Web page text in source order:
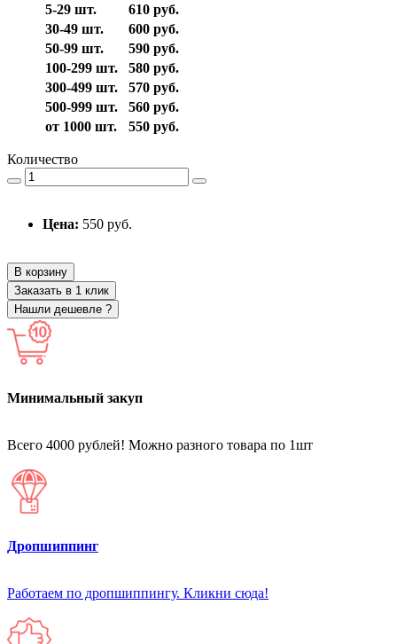
5-29 шт.
610 руб.
30-49 шт.
600 руб.
50-99 шт.
590 руб.
100-299 шт.
580 руб.
300-499 шт.
570 руб.
500-999 шт.
560 руб.
от 1000 шт.
550 руб.
Количество
Цена: 550 руб.
В корзину
Заказать в 1 клик
Нашли дешевле ?
Минимальный закуп
Всего 4000 рублей! Можно разного товара по 1шт
Дропшиппинг
Работаем по дропшиппингу. Кликни сюда!